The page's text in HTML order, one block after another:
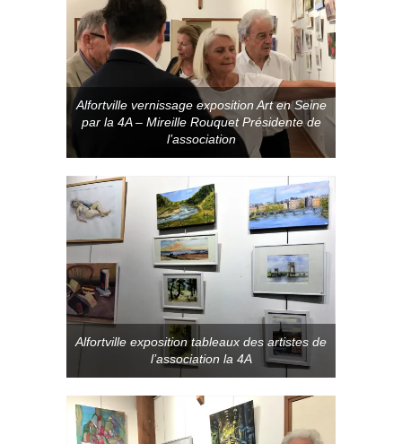
Alfortville vernissage exposition Art en Seine
par la 4A – Mireille Rouquet Présidente de
l’association
Alfortville exposition tableaux des artistes de
l’association la 4A